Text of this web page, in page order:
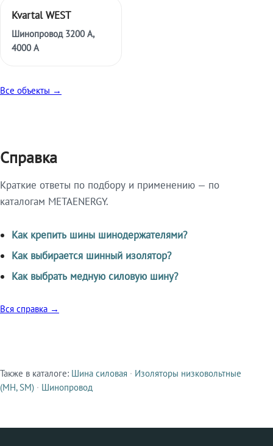
Kvartal WEST
Шинопровод 3200 А,
4000 А
Все объекты →
Справка
Краткие ответы по подбору и применению — по
каталогам METAENERGY.
Как крепить шины шинодержателями?
Как выбирается шинный изолятор?
Как выбрать медную силовую шину?
Вся справка →
Смежные продукты
Также в каталоге: Шина силовая · Изоляторы низковольтные
(МН, SM) · Шинопровод